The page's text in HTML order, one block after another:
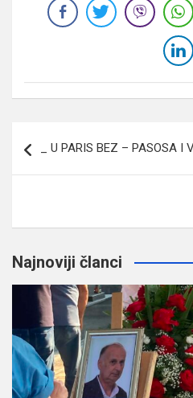
članaka
_ U PARIS BEZ – PASOSA I
Najnoviji članci